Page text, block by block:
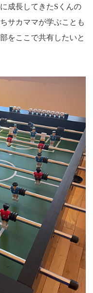
成長してきたSくんの
サカママが学ぶことも
をここで共有したいと